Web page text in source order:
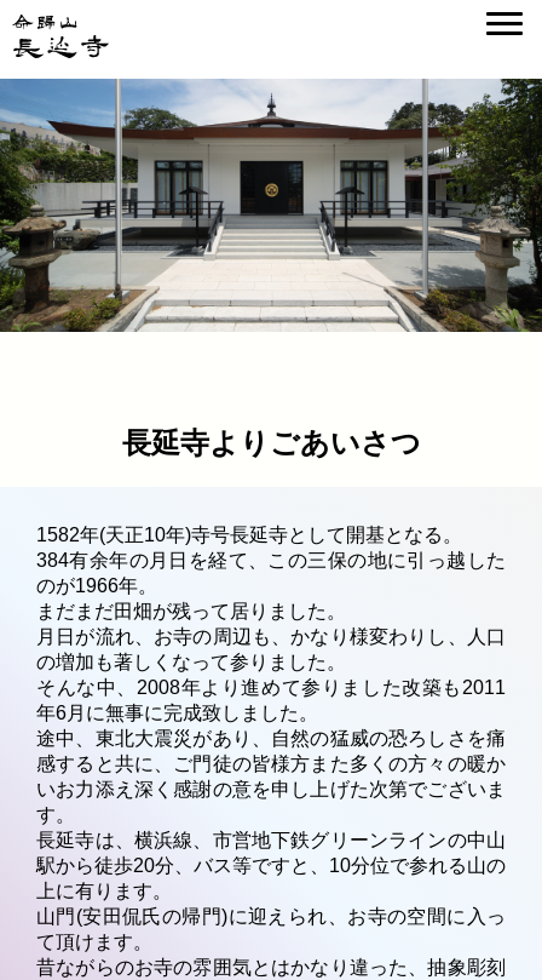
長延寺よりごあいさつ
1582年(天正10年)寺号長延寺として開基となる。
384有余年の月日を経て、この三保の地に引っ越した
のが1966年。
まだまだ田畑が残って居りました。
月日が流れ、お寺の周辺も、かなり様変わりし、人口
の増加も著しくなって参りました。
そんな中、2008年より進めて参りました改築も2011
年6月に無事に完成致しました。
途中、東北大震災があり、自然の猛威の恐ろしさを痛
感すると共に、ご門徒の皆様方また多くの方々の暖か
いお力添え深く感謝の意を申し上げた次第でございま
す。
長延寺は、横浜線、市営地下鉄グリーンラインの中山
駅から徒歩20分、バス等ですと、10分位で参れる山の
上に有ります。
山門(安田侃氏の帰門)に迎えられ、お寺の空間に入っ
て頂けます。
昔ながらのお寺の雰囲気とはかなり違った、抽象彫刻